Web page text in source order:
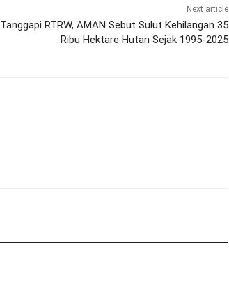
Next article
Tanggapi RTRW, AMAN Sebut Sulut Kehilangan 35
Ribu Hektare Hutan Sejak 1995-2025